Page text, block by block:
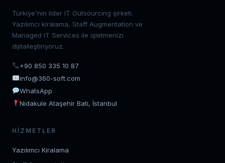
Türkiye'nin lider IT Outsourcing şirketi.
Yazılımcı kiralama, Staff Augmentation ve
Managed IT Services ile işletmenizi
dijitalleştiriyoruz.
+90 850 335 10 87
info@360-soft.com
WhatsApp
Nidakule Ataşehir Bati, İstanbul
HIZMETLER
Yazılımcı Kiralama